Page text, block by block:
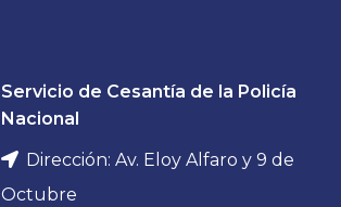
Servicio de Cesantía de la Policía
Nacional
Dirección: Av. Eloy Alfaro y 9 de
Octubre